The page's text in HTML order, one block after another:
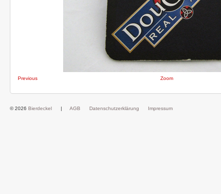
Previous Zoom
© 2026 Bierdeckel | AGB Datenschutzerklärung Impressum